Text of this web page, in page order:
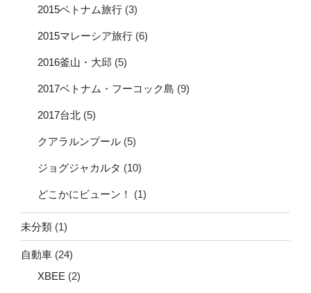
2015ベトナム旅行 (3)
2015マレーシア旅行 (6)
2016釜山・大邱 (5)
2017ベトナム・フーコック島 (9)
2017台北 (5)
クアラルンプール (5)
ジョグジャカルタ (10)
どこかにビューン！ (1)
未分類 (1)
自動車 (24)
XBEE (2)